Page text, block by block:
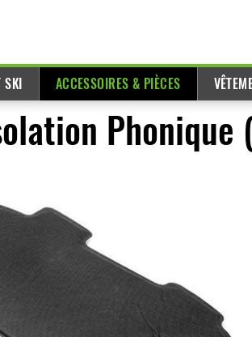
ACCESSOIRES & PIÈCES
Phonique